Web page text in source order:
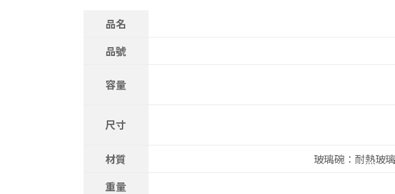
品名
品號
容量
尺寸
材質
玻璃碗：耐熱玻
重量